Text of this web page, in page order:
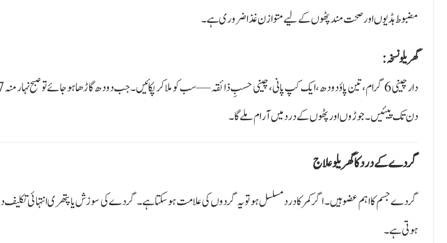
مضبوط ہڈیوں اور صحت مند پٹھوں کے لیے متوازن غذا ضروری ہے۔
گھریلو نسخہ:
دارچینی 6 گرام، تین پاؤ دودھ، ایک کپ
دن تک پیئیں۔ جوڑوں اور پٹھوں کے درد میں آرام ملے گا۔
گردے کے درد کا گھریلو علاج
گردے جسم کا اہم عضو ہیں۔ اگر کمر کا درد مسلسل ہو تو یہ گردوں کی علامت ہوسکتا ہے۔ گردے کی سوزش یا پتھری انتہائی تکلیف
ہوتی ہے۔